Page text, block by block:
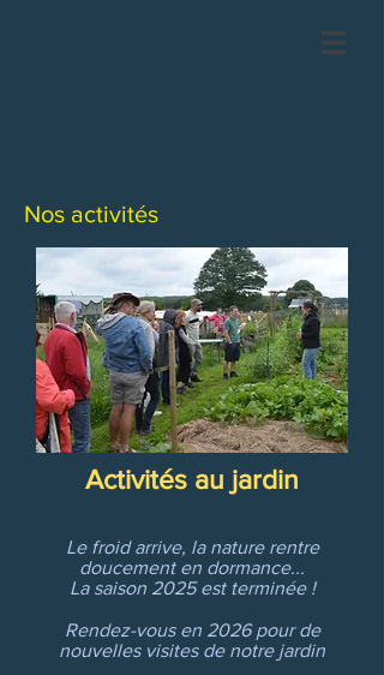
Nos activités
Activités au jardin
Le froid arrive, la nature rentre
doucement en dormance...
La saison 2025 est terminée !
Rendez-vous en 2026 pour de
nouvelles visites de notre jardin